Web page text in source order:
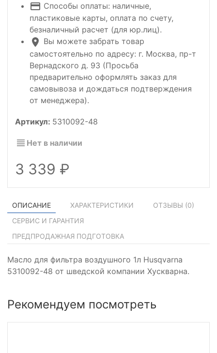
Способы оплаты: наличные,
пластиковые карты, оплата по счету,
безналичный расчет (для юр.лиц).
Вы можете забрать товар
самостоятельно по адресу: г. Москва, пр-т
Вернадского д. 93 (Просьба
предварительно оформлять заказ для
самовывоза и дождаться подтверждения
от менеджера).
Артикул: 5310092-48
Нет в наличии
3 339
ОПИСАНИЕ ХАРАКТЕРИСТИКИ ОТЗЫВЫ (0)
СЕРВИС И ГАРАНТИЯ
ПРЕДПРОДАЖНАЯ ПОДГОТОВКА
Масло для фильтра воздушного 1л Husqvarna
5310092-48 от шведской компании Хускварна.
Рекомендуем посмотреть